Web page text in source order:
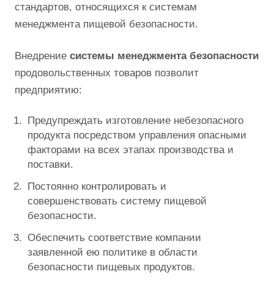
стандартов, относящихся к системам
менеджмента пищевой безопасности.
Внедрение системы менеджментабезопасности
продовольственных товаров позволит
предприятию:
Предупреждать изготовление небезопасного
продукта посредством управления опасными
факторами на всех этапах производства и
поставки.
Постоянно контролировать и
совершенствовать систему пищевой
безопасности.
Обеспечить соответствие компании
заявленной ею политике в области
безопасности пищевых продуктов.